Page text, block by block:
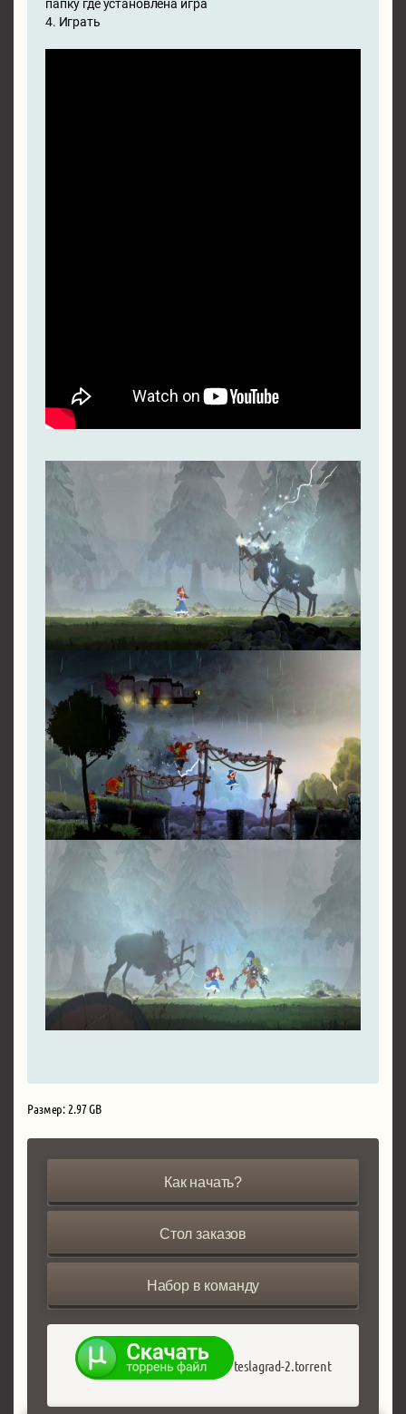
папку где установлена игра
4. Играть
Размер: 2.97 GB
Как начать?
Стол заказов
Набор в команду
teslagrad-2.torrent